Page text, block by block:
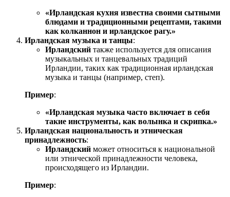
«Ирландская кухня известна своими сытными
блюдами и традиционными рецептами, такими
как колканнон и ирландское рагу.»
Ирландская музыка и танцы:
Ирландский также используется для описания
музыкальных и танцевальных традиций
Ирландии, таких как традиционная ирландская
музыка и танцы (например, степ).
Пример:
«Ирландская музыка часто включает в себя
такие инструменты, как волынка и скрипка.»
Ирландская национальность и этническая
принадлежность:
Ирландский может относиться к национальной
или этнической принадлежности человека,
происходящего из Ирландии.
Пример: